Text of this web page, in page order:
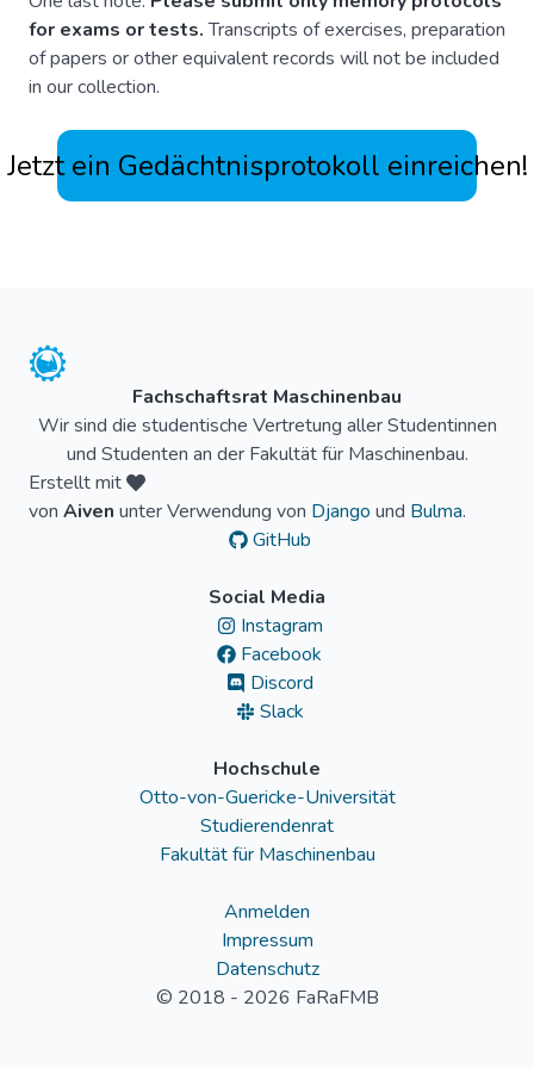
for exams or tests.Transcripts of exercises, preparation
of papers or other equivalent records will not be included
in our collection.
Jetzt ein Gedächtnisprotokoll einreichen!
Fachschaftsrat Maschinenbau
Wir sind die studentische Vertretung aller Studentinnen
und Studenten an der Fakultät für Maschinenbau.
Erstellt mit
von Aiven unter Verwendung von Django und Bulma.
GitHub
Social Media
Instagram
Facebook
Discord
Slack
Hochschule
Otto-von-Guericke-Universität
Studierendenrat
Fakultät für Maschinenbau
Anmelden
Impressum
Datenschutz
© 2018 - 2026 FaRaFMB